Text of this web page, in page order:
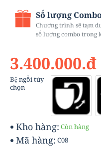
Kho hàng: Còn hàng
Mã hàng: C08
3.400.000.đ
Bệ ngồi tùy
chọn
Số lượng
Chương trình sẽ tạm
số lượng combo trong